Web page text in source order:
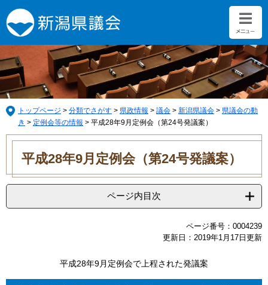
ー
ジ
の
先
頭
で
す。
ニ
ュ
ー
を
飛
ば
し
て
トップページ > 分類でさがす > 県政情報 > 議会 > 新潟県議会 > 県議会の動
き > 定例会等の情報 > 平成28年9月定例会（第24号発議案）
本
平成28年9月定例会（第24号発議案）
ページ内目次
ページ番号：0004239
更新日：2019年1月17日更新
平成28年9月定例会で上程された発議案